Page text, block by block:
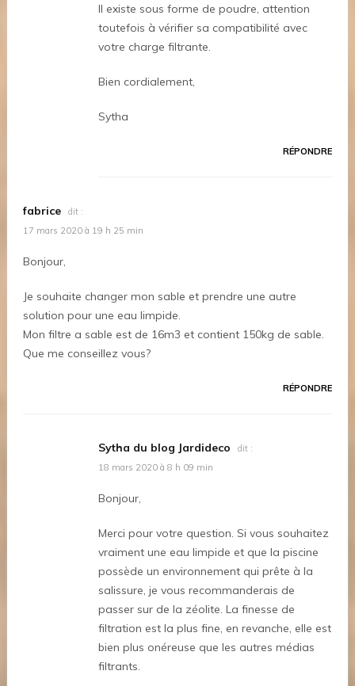
Il existe sous forme de poudre, attention
toutefois à vérifier sa compatibilité avec
votre charge filtrante.
Bien cordialement,
Sytha
RÉPONDRE
fabrice
dit :
17 mars 2020 à 19 h 25 min
Bonjour,
Je souhaite changer mon sable et prendre une autre
solution pour une eau limpide.
Mon filtre a sable est de 16m3 et contient 150kg de sable.
Que me conseillez vous?
RÉPONDRE
Sytha du blog Jardideco
dit :
18 mars 2020 à 8 h 09 min
Bonjour,
Merci pour votre question. Si vous souhaitez
vraiment une eau limpide et que la piscine
possède un environnement qui prête à la
salissure, je vous recommanderais de
passer sur de la zéolite. La finesse de
filtration est la plus fine, en revanche, elle est
bien plus onéreuse que les autres médias
filtrants.